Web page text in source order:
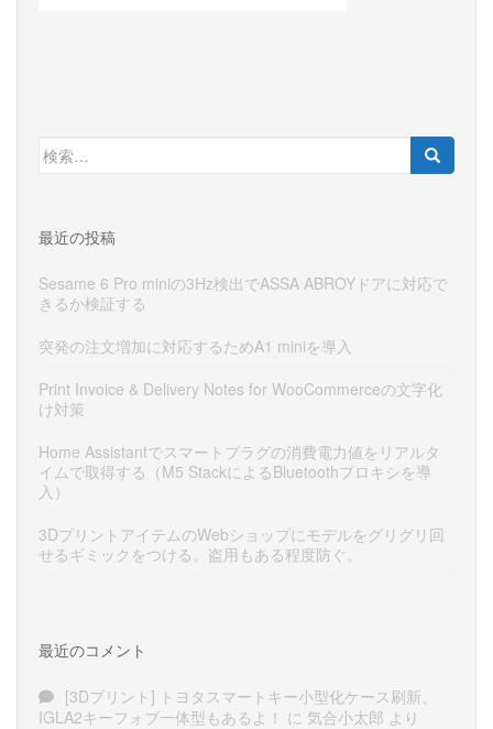
検
索:
最近の投稿
Sesame 6 Pro miniの3Hz検出でASSA ABROYドアに対応で
きるか検証する
突発の注文増加に対応するためA1 miniを導入
Print Invoice & Delivery Notes for WooCommerceの文字化
け対策
Home Assistantでスマートプラグの消費電力値をリアルタ
イムで取得する（M5 StackによるBluetoothプロキシを導
入）
3DプリントアイテムのWebショップにモデルをグリグリ回
せるギミックをつける。盗用もある程度防ぐ。
最近のコメント
[3Dプリント] トヨタスマートキー小型化ケース刷新、
IGLA2キーフォブ一体型もあるよ！ に 気合小太郎 より